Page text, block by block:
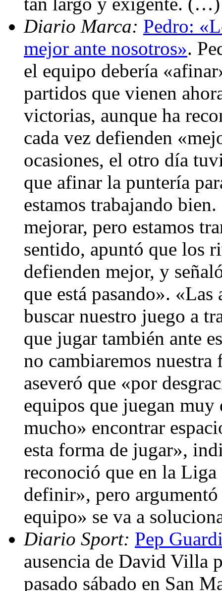
Diario Marca: Pedro:
mejor ante nosotros».
el equipo debería
partidos que vienen
victorias, aunque ha
cada vez defienden
ocasiones, el otro día
que afinar la puntería
estamos trabajando
mejorar, pero estamos
sentido, apuntó que los
defienden mejor, y
que está pasando». «Las
buscar nuestro juego a
que jugar también ante
no cambiaremos
aseveró que «por
equipos que juegan muy
mucho» encontrar
esta forma de jugar»,
reconoció que en la
definir», pero
equipo» se va a
Diario Sport: Pep
ausencia de David Villa
pasado sábado en San